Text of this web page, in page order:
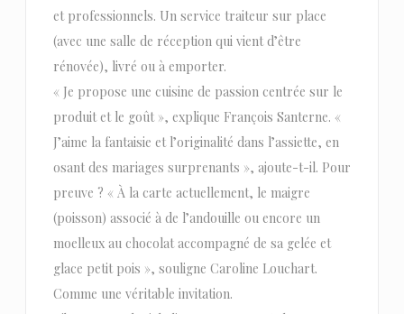
et professionnels. Un service traiteur sur place
(avec une salle de réception qui vient d’être
rénovée), livré ou à emporter.
« Je propose une cuisine de passion centrée sur le
produit et le goût », explique François Santerne. «
J’aime la fantaisie et l’originalité dans l’assiette, en
osant des mariages surprenants », ajoute-t-il. Pour
preuve ? « À la carte actuellement, le maigre
(poisson) associé à de l’andouille ou encore un
moelleux au chocolat accompagné de sa gelée et
glace petit pois », souligne Caroline Louchart.
Comme une véritable invitation.